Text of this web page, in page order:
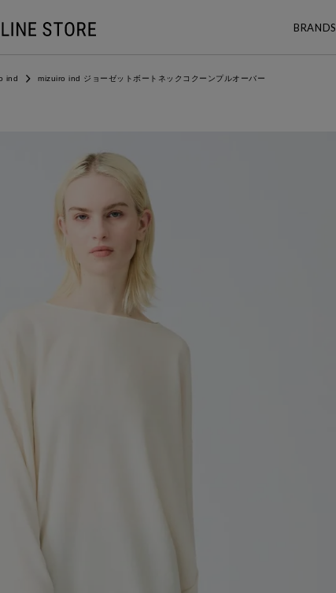
BRANDS
ind mizuiro ind ジョーゼットボートネックコクーンプルオーバー